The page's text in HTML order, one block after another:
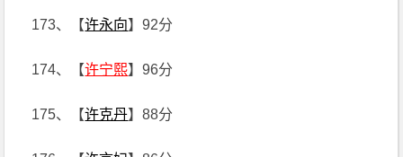
173、【许永向】92分
174、【许宁熙】96分
175、【许克丹】88分